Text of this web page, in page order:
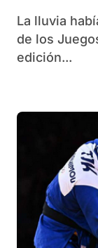
La lluvia había pospuesto la apertura oficial
de los
edición...